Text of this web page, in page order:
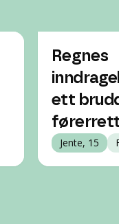
Regnes
ett
Jente, 15